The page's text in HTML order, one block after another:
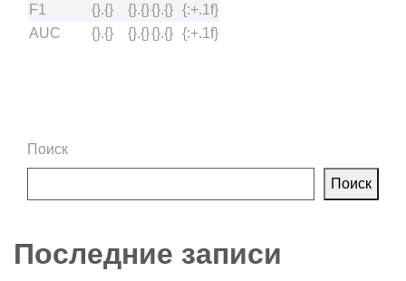
F1
{}.{} {}.{}{}.{} {:+.1f}
AUC
{}.{} {}.{}{}.{} {:+.1f}
Поиск
Поиск
Последние записи